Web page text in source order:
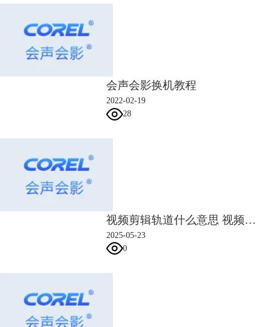
图2：图片素材
网上下载一个中国风的背景视频，动态花瓣素材。
二、视频制作
1、圆景样式
圆景样式主要是一个运动的环形，里面一张景色逐渐晕染开来，用到的效
果是遮罩和自定义动作。
1）导入一张圆环图片，放在背景视频的左边，并调整外圆环直径小于等
会声会影换机教程
2022-02-19
28
视频剪辑轨道什么意思 视频剪辑轨道怎么用
2025-05-23
0